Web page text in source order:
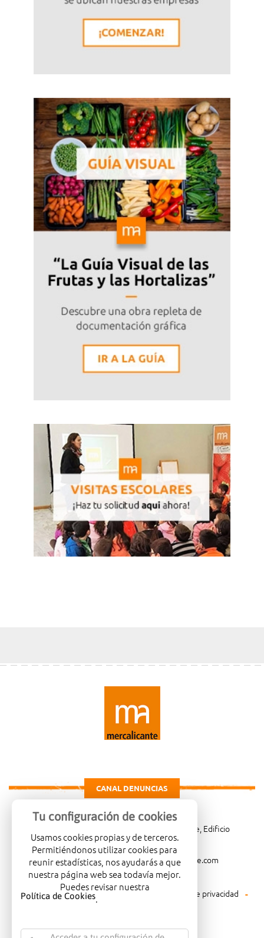
CANAL DENUNCIAS
Carretera de Madrid Km. 4, 03114 Alicante, Edificio
Administrativo, planta 3ª
966081001
merca@mercalicante.com
Aviso legal Política de cookies
Política de privacidad
Política medioambiental
Tu configuración de cookies
Usamos cookies propias y de terceros.
Permitiéndonos utilizar cookies para
reunir estadísticas, nos ayudarás a que
nuestra página web sea todavía mejor.
Puedes revisar nuestra
Política de Cookies.